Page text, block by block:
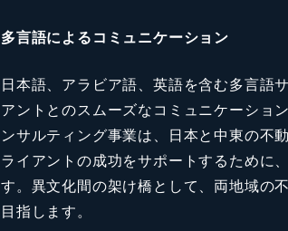
多言語によるコミュニケーション
日本語、アラビア語、英語を含む多言語
アントとのスムーズなコミュニケーショ
ンサルティング事業は、日本と中東の不
ライアントの成功をサポートするために
す。異文化間の架け橋として、両地域の
目指します。